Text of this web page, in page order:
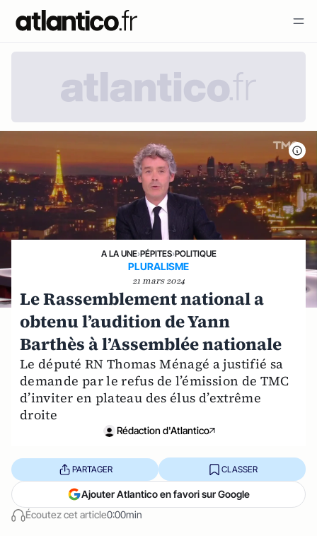
A LA UNE›PÉPITES›POLITIQUE
PLURALISME
21 mars 2024
Le Rassemblement national a
obtenu l’audition de Yann
Barthès à l’Assemblée nationale
Le député RN Thomas Ménagé a justifié sa
demande par le refus de l’émission de TMC
d’inviter en plateau des élus d’extrême
droite
Rédaction d'Atlantico
Écoutez cet article0:00min
PARTAGER CLASSER
Ajouter Atlantico en favori sur Google